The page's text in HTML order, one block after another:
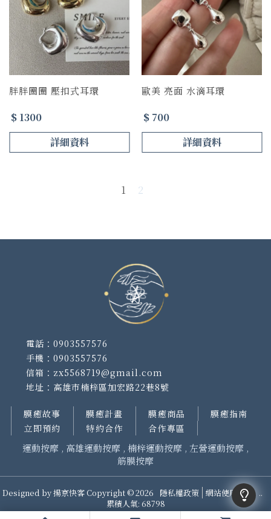
胖胖圈圈 壓扣式耳環
$ 1300
詳細資料
歐美 亮面 水滴耳環
$ 700
詳細資料
1 2
0903557576
0903557576
zx5568719@gmail.com
高雄市楠梓區加宏路22巷8號
膜癒故事 膜癒計畫 膜癒商品
膜癒指南
立即預約
特約合作 合作專區
運動按摩 高雄運動按摩 楠梓運動按摩
左營運動按摩
筋膜按摩
Designed by揚京快客Copyright © 2026 隱私權政策 網站使用條款
..
累積人氣: 68798